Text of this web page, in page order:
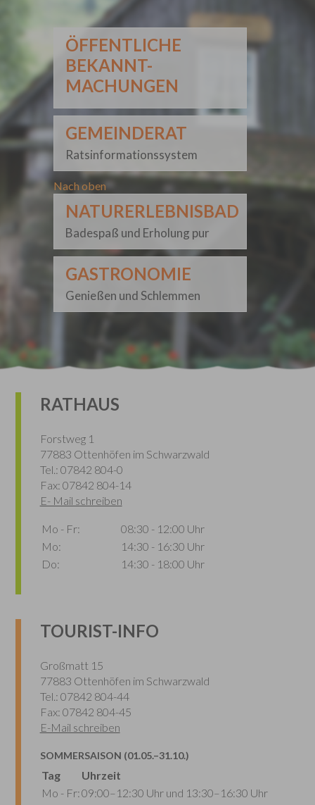
ÖFFENTLICHE
BEKANNT-
MACHUNGEN
GEMEINDERAT
Ratsinformationssystem
Nach oben
NATURERLEBNISBAD
Badespaß und Erholung pur
GASTRONOMIE
Genießen und Schlemmen
RATHAUS
Forstweg 1
77883 Ottenhöfen im Schwarzwald
Tel.: 07842 804-0
Fax: 07842 804-14
E- Mail schreiben
Mo - Fr:
08:30 - 12:00 Uhr
Mo:
14:30 - 16:30 Uhr
Do:
14:30 - 18:00 Uhr
TOURIST-INFO
Großmatt 15
77883 Ottenhöfen im Schwarzwald
Tel.: 07842 804-44
Fax: 07842 804-45
E-Mail schreiben
SOMMERSAISON (01.05.–31.10.)
Tag
Uhrzeit
Mo - Fr:09:00–12:30 Uhr und 13:30–16:30 Uhr